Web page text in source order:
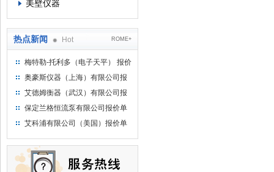
美壁仪器
热点新闻 Hot ROME+
梅特勒-托利多（电子天平） 报价
单
奥豪斯仪器（上海）有限公司报
价单
艾德姆衡器（武汉）有限公司报
价单
保定兰格恒流泵有限公司报价单
艾科浦有限公司（美国）报价单